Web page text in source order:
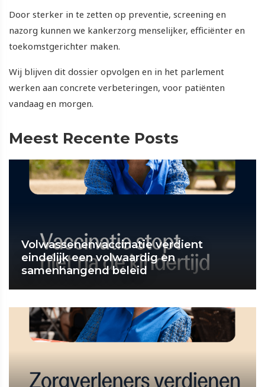
Door sterker in te zetten op preventie, screening en
nazorg kunnen we kankerzorg menselijker, efficiënter en
toekomstgerichter maken.
Wij blijven dit dossier opvolgen en in het parlement
werken aan concrete verbeteringen, voor patiënten
vandaag en morgen.
Meest Recente Posts
Volwassenenvaccinatie verdient
eindelijk een volwaardig en
samenhangend beleid